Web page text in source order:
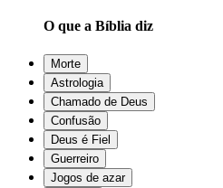
O que a Bíblia diz
Morte
Astrologia
Chamado de Deus
Confusão
Deus é Fiel
Guerreiro
Jogos de azar